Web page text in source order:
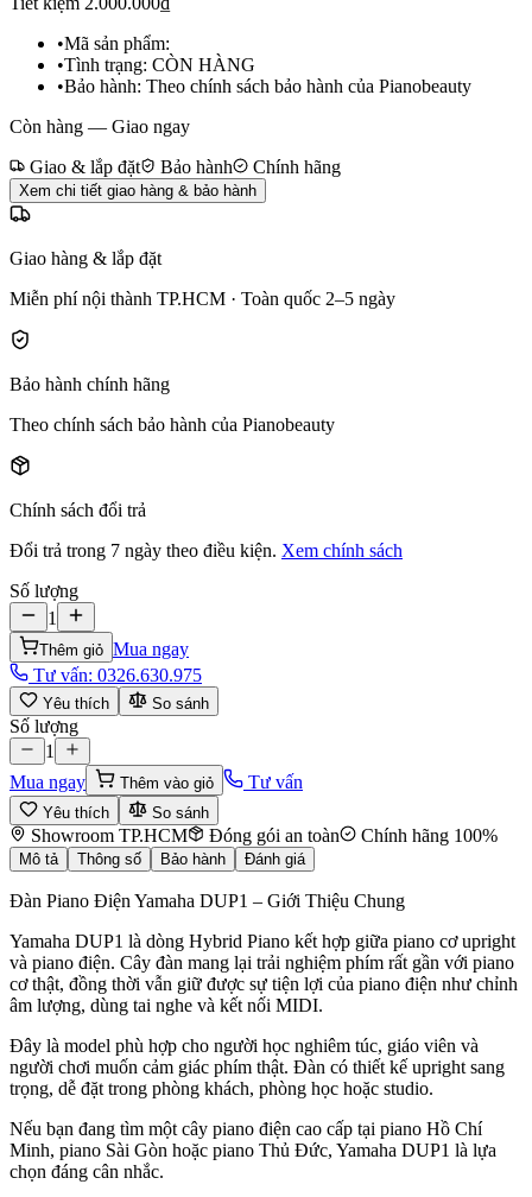
•Mã sản phẩm:
•Tình trạng: CÒN HÀNG
•Bảo hành: Theo chính sách bảo hành của Pianobeauty
Còn hàng — Giao ngay
Giao & lắp đặt
Bảo hành Chính hãng
Xem chi tiết giao hàng & bảo hành
Giao hàng & lắp đặt
Miễn phí nội thành TP.HCM · Toàn quốc 2–5 ngày
Bảo hành chính hãng
Theo chính sách bảo hành của Pianobeauty
Chính sách đổi trả
Đổi trả trong 7 ngày theo điều kiện. Xem chính sách
Số lượng
1
Thêm giỏ Mua ngay
Tư vấn: 0326.630.975
Yêu thích So sánh
Số lượng
1
Mua ngay
Thêm vào giỏ Tư vấn
Yêu thích So sánh
Showroom TP.HCM Đóng gói an toàn Chính hãng 100%
Mô tả Thông số Bảo hành Đánh giá
Đàn Piano Điện Yamaha DUP1 – Giới Thiệu Chung
Yamaha DUP1 là dòng Hybrid Piano kết hợp giữa piano cơ upright
và piano điện. Cây đàn mang lại trải nghiệm phím rất gần với piano
cơ thật, đồng thời vẫn giữ được sự tiện lợi của piano điện như chỉnh
âm lượng, dùng tai nghe và kết nối MIDI.
Đây là model phù hợp cho người học nghiêm túc, giáo viên và
người chơi muốn cảm giác phím thật. Đàn có thiết kế upright sang
trọng, dễ đặt trong phòng khách, phòng học hoặc studio.
Nếu bạn đang tìm một cây piano điện cao cấp tại piano Hồ Chí
Minh, piano Sài Gòn hoặc piano Thủ Đức, Yamaha DUP1 là lựa
chọn đáng cân nhắc.